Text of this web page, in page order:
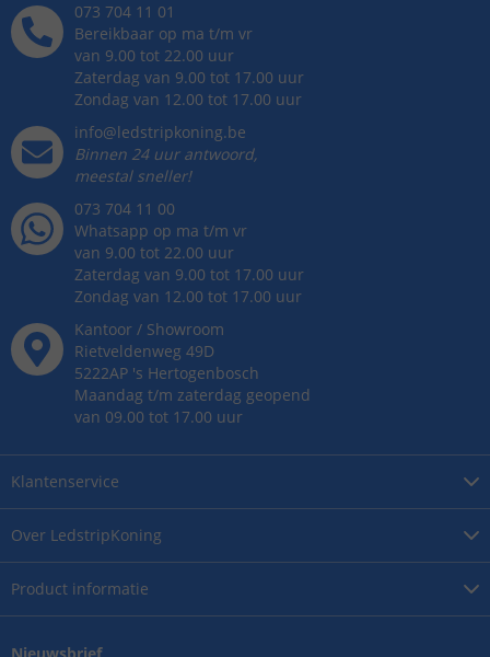
Over LedstripKoning
Product informatie
Klantenservice
073 704 11 01
Bereikbaar op ma t/m vr
van 9.00 tot 22.00 uur
Zaterdag van 9.00 tot 17.00 uur
Zondag van 12.00 tot 17.00 uur
info@ledstripkoning.be
Binnen 24 uur antwoord,
meestal sneller!
073 704 11 00
Whatsapp op ma t/m vr
van 9.00 tot 22.00 uur
Zaterdag van 9.00 tot 17.00 uur
Zondag van 12.00 tot 17.00 uur
Kantoor / Showroom
Rietveldenweg 49D
5222AP 's Hertogenbosch
Maandag t/m zaterdag geopend
van 09.00 tot 17.00 uur